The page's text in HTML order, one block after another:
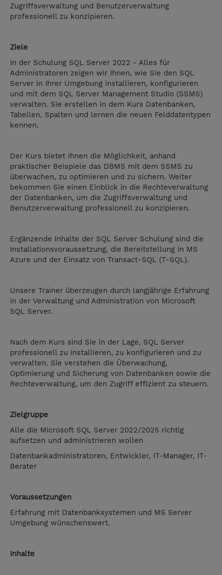
Zugriffsverwaltung und Benutzerverwaltung
professionell zu konzipieren.
Ziele
In der Schulung SQL Server 2022 - Alles für
Administratoren zeigen wir Ihnen, wie Sie den SQL
Server in Ihrer Umgebung installieren, konfigurieren
und mit dem SQL Server Management Studio (SSMS)
verwalten. Sie erstellen in dem Kurs Datenbanken,
Tabellen, Spalten und lernen die neuen Felddatentypen
kennen.
Der Kurs bietet Ihnen die Möglichkeit, anhand
praktischer Beispiele das DBMS mit dem SSMS zu
überwachen, zu optimieren und zu sichern. Weiter
bekommen Sie einen Einblick in die Rechteverwaltung
der Datenbanken, um die Zugriffsverwaltung und
Benutzerverwaltung professionell zu konzipieren.
Ergänzende Inhalte der SQL Server Schulung sind die
Installationsvoraussetzung, die Bereitstellung in MS
Azure und der Einsatz von Transact-SQL (T-SQL).
Unsere Trainer überzeugen durch langjährige Erfahrung
in der Verwaltung und Administration von Microsoft
SQL Server.
Nach dem Kurs sind Sie in der Lage, SQL Server
professionell zu installieren, zu konfigurieren und zu
verwalten. Sie verstehen die Überwachung,
Optimierung und Sicherung von Datenbanken sowie die
Rechteverwaltung, um den Zugriff effizient zu steuern.
Zielgruppe
Alle die Microsoft SQL Server 2022/2025 richtig
aufsetzen und administrieren wollen
Datenbankadministratoren, Entwickler, IT-Manager, IT-
Berater
Voraussetzungen
Erfahrung mit Datenbanksystemen und MS Server
Umgebung wünschenswert.
Inhalte